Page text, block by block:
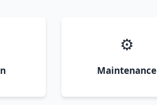
⚙️
Maintenance